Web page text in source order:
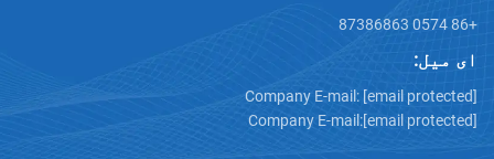
Company E-mail:
Company E-mail: